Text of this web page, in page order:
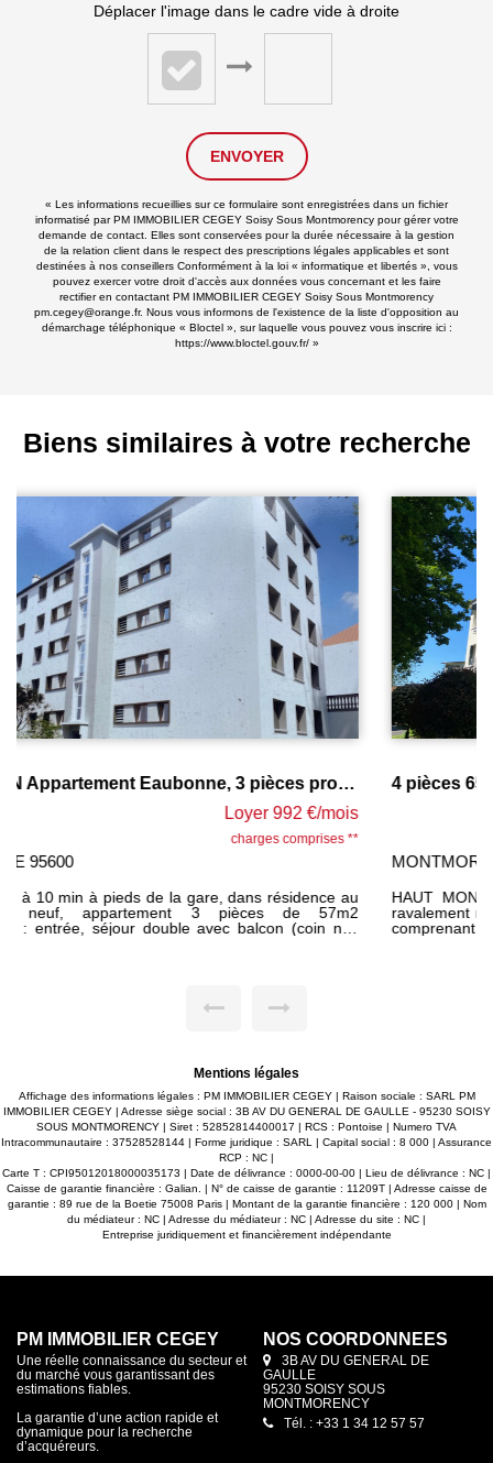
Déplacer l'image dans le cadre vide à droite
ENVOYER
« Les informations recueillies sur ce formulaire sont enregistrées dans un fichier
informatisé par PM IMMOBILIER CEGEY Soisy Sous Montmorency pour gérer votre
demande de contact. Elles sont conservées pour la durée nécessaire à la gestion
de la relation client dans le respect des prescriptions légales applicables et sont
destinées à nos conseillers Conformément à la loi « informatique et libertés », vous
pouvez exercer votre droit d'accès aux données vous concernant et les faire
rectifier en contactant PM IMMOBILIER CEGEY Soisy Sous Montmorency
pm.cegey@orange.fr. Nous vous informons de l'existence de la liste d'opposition au
démarchage téléphonique « Bloctel », sur laquelle vous pouvez vous inscrire ici :
https://www.bloctel.gouv.fr/»
Biens similaires à votre recherche
4 pièces 65m² ETAT NEUF
Loyer 1 180 €/mois
charges comprises **
MONTMORENCY 95160
HAUT MONTMORENCY, dans petite résidence fermée au
ravalement récent, au second et dernier étage, appartement
comprenant : entrée, double séjour, avec balcon, cuisine
Mentions légales
Affichage des informations légales : PM IMMOBILIER CEGEY | Raison sociale : SARL PM
IMMOBILIER CEGEY | Adresse siège social : 3B AV DU GENERAL DE GAULLE - 95230 SOISY
SOUS MONTMORENCY | Siret : 52852814400017 | RCS : Pontoise | Numero TVA
Intracommunautaire : 37528528144 | Forme juridique : SARL | Capital social : 8 000 | Assurance
RCP : NC |
Carte T : CPI95012018000035173 | Date de délivrance : 0000-00-00 | Lieu de délivrance : NC |
Caisse de garantie financière : Galian. | N° de caisse de garantie : 11209T | Adresse caisse de
garantie : 89 rue de la Boetie 75008 Paris | Montant de la garantie financière : 120 000 | Nom
du médiateur : NC | Adresse du médiateur : NC | Adresse du site : NC |
Entreprise juridiquement et financièrement indépendante
PM IMMOBILIER CEGEY
Une réelle connaissance du secteur et
du marché vous garantissant des
estimations fiables.
La garantie d’une action rapide et
dynamique pour la recherche
d’acquéreurs.
NOS COORDONNÉES
3B AV DU GENERAL DE
GAULLE
95230 SOISY SOUS
MONTMORENCY
Tél. : +33 1 34 12 57 57